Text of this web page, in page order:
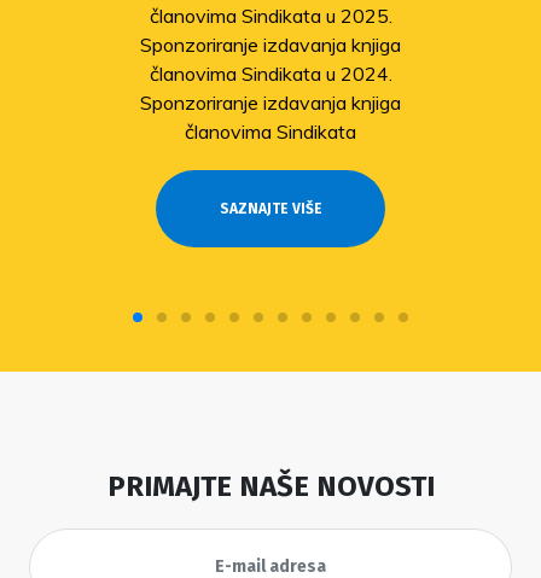
članovima Sindikata u 2025.
Sponzoriranje izdavanja knjiga
članovima Sindikata u 2024.
Sponzoriranje izdavanja knjiga
članovima Sindikata
SAZNAJTE VIŠE
PRIMAJTE NAŠE NOVOSTI